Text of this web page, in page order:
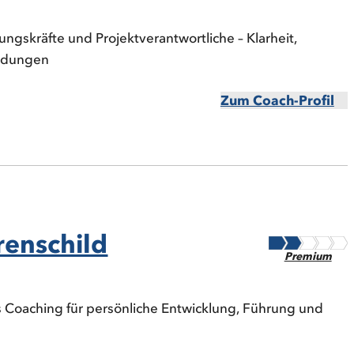
und Projektverantwortliche – Klarheit,
Zum Coach-Profil
Premium
für persönliche Entwicklung, Führung und